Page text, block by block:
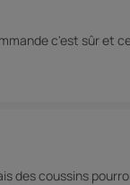
c'est sûr et
des coussins